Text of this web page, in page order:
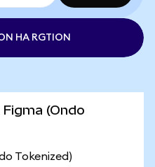
НА RGTION
Figma (Ondo
Tokenized)